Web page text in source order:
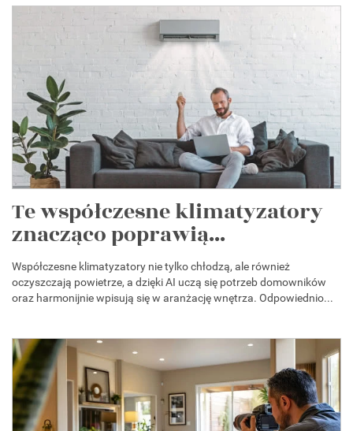
Te współczesne klimatyzatory
znacząco poprawią...
Współczesne klimatyzatory nie tylko chłodzą, ale również
oczyszczają powietrze, a dzięki AI uczą się potrzeb domowników
oraz harmonijnie wpisują się w aranżację wnętrza. Odpowiednio...